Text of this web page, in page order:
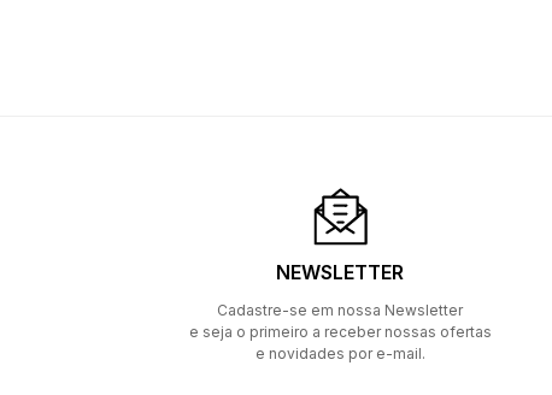
NEWSLETTER
Cadastre-se em nossa Newsletter
e seja o primeiro a receber nossas ofertas
e novidades por e-mail.